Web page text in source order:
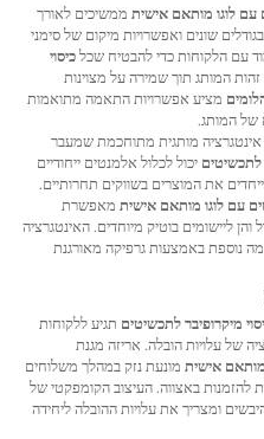
לוגו מותאם אישית ממשיכים לאורך
שונים ואפשרויות מיקום של סימני
עם הלקוחות כדי להבטיח שכלכיסוי
זהות המותג תוך שמירה על מצוינות
מציע אפשרויות התאמה מתואמות
של המותג.
מותגית מתוחכמת שמעבר
לתכשיטים יכול לכלול אלמנטים ייחודיים
את המוצרים בשווקים תחרותיים.
עם לוגו מותאם אישית מאפשרת
ליישומים בוטיק מיוחדים. האינטגרציה
נוספת באמצעות גרפיקה מאורגנת
מיקרופיבר לתכשיטים תגיע ללקוחות
של עלויות הובלה. אריזה מגנת
אישית מונעת נזק במהלך משלוחים
להזמנות באצווה. העיצוב הקומפקטי של
ומצריך את עלויות ההובלה ליחידה